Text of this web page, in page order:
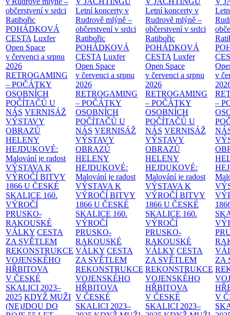
občerstvení v srdci
Ratibořic
POHÁDKOVÁ
CESTA Luxfer
Open Space
v červenci a srpnu
2026
RETROGAMING
– POČÁTKY
OSOBNÍCH
POČÍTAČŮ U
NÁS VERNISÁŽ
VÝSTAVY
OBRAZŮ
HELENY
HEJDUKOVÉ:
Malování je radost
VÝSTAVA K
VÝROČÍ BITVY
1866 U ČESKÉ
SKALICE 160.
VÝROČÍ
PRUSKO-
RAKOUSKÉ
VÁLKY CESTA
ZA SVĚTLEM
REKONSTRUKCE
VOJENSKÉHO
HŘBITOVA
V ČESKÉ
SKALICI 2023–
2025 KDYŽ MUŽI
(NE)JDOU DO
Letní koncerty v
Rudrově mlýně –
občerstvení v srdci
Ratibořic
POHÁDKOVÁ
CESTA Luxfer
Open Space
v červenci a srpnu
2026
RETROGAMING
– POČÁTKY
OSOBNÍCH
POČÍTAČŮ U
NÁS VERNISÁŽ
VÝSTAVY
OBRAZŮ
HELENY
HEJDUKOVÉ:
Malování je radost
VÝSTAVA K
VÝROČÍ BITVY
1866 U ČESKÉ
SKALICE 160.
VÝROČÍ
PRUSKO-
RAKOUSKÉ
VÁLKY CESTA
ZA SVĚTLEM
REKONSTRUKCE
VOJENSKÉHO
HŘBITOVA
V ČESKÉ
SKALICI 2023–
Letní koncerty v
Rudrově mlýně –
občerstvení v srdci
Ratibořic
POHÁDKOVÁ
CESTA Luxfer
Open Space
v červenci a srpnu
2026
RETROGAMING
– POČÁTKY
OSOBNÍCH
POČÍTAČŮ U
NÁS VERNISÁŽ
VÝSTAVY
OBRAZŮ
HELENY
HEJDUKOVÉ:
Malování je radost
VÝSTAVA K
VÝROČÍ BITVY
1866 U ČESKÉ
SKALICE 160.
VÝROČÍ
PRUSKO-
RAKOUSKÉ
VÁLKY CESTA
ZA SVĚTLEM
REKONSTRUKCE
VOJENSKÉHO
HŘBITOVA
V ČESKÉ
SKALICI 2023–
v
–
ZA
V